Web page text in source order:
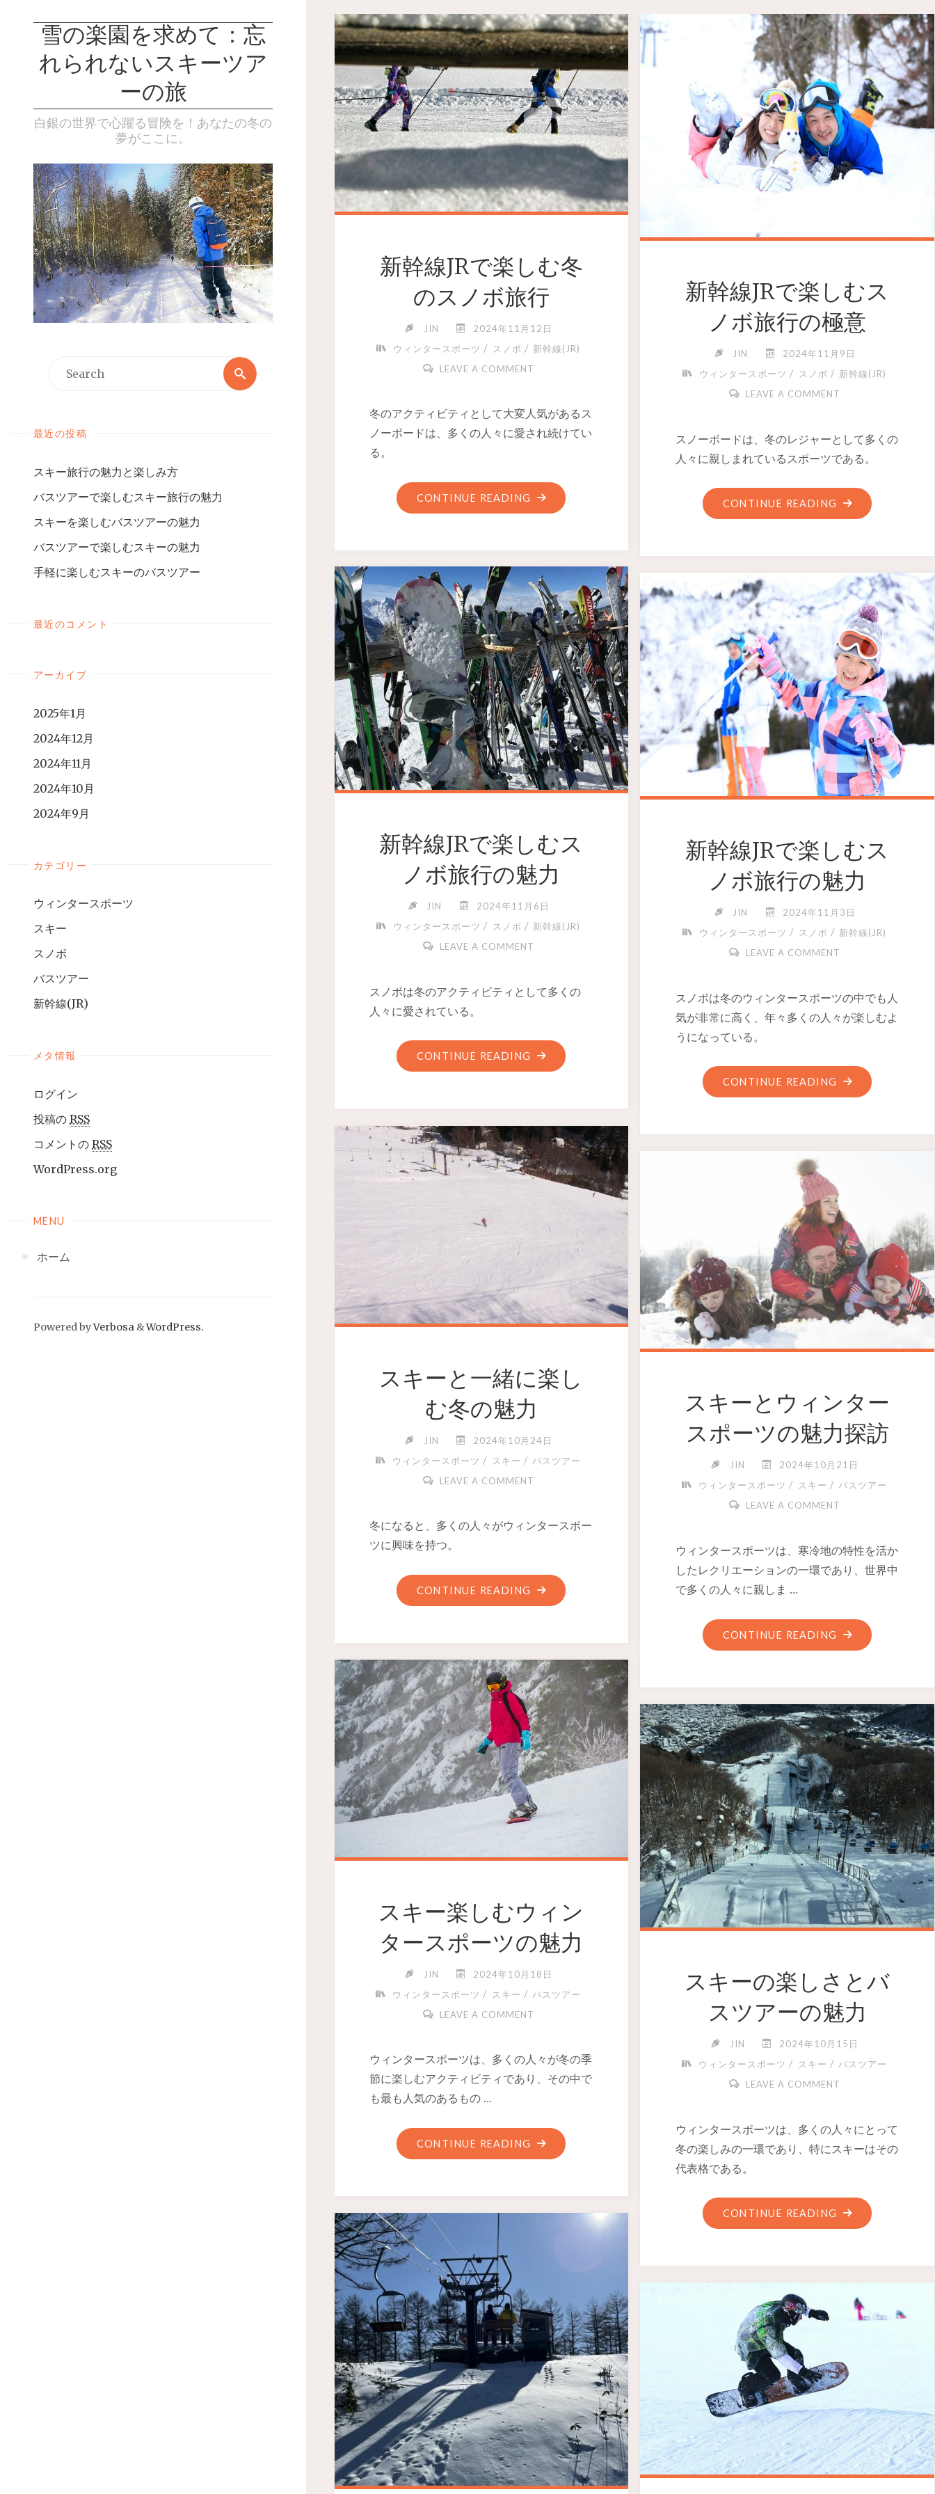
雪の楽園を求めて：忘
れられないスキーツア
ーの旅
白銀の世界で心躍る冒険を！あなたの冬の
夢がここに。
最近の投稿
スキー旅行の魅力と楽しみ方
バスツアーで楽しむスキー旅行の魅力
スキーを楽しむバスツアーの魅力
バスツアーで楽しむスキーの魅力
手軽に楽しむスキーのバスツアー
最近のコメント
アーカイブ
2025年1月
2024年12月
2024年11月
2024年10月
2024年9月
カテゴリー
ウィンタースポーツ
スキー
スノボ
バスツアー
新幹線(JR)
メタ情報
ログイン
投稿の RSS
コメントの RSS
WordPress.org
MENU
ホーム
Powered byVerbosa &WordPress.
新幹線JRで楽しむ冬
のスノボ旅行
JIN
2024年11月12日
ウィンタースポーツ / スノボ / 新幹線(JR)
LEAVE A COMMENT
冬のアクティビティとして大変人気があるス
ノーボードは、多くの人々に愛され続けてい
る。
CONTINUE READING
新幹線JRで楽しむス
ノボ旅行の極意
JIN
2024年11月9日
ウィンタースポーツ / スノボ / 新幹線(JR)
LEAVE A COMMENT
スノーボードは、冬のレジャーとして多くの
人々に親しまれているスポーツである。
CONTINUE READING
新幹線JRで楽しむス
ノボ旅行の魅力
JIN
2024年11月6日
ウィンタースポーツ / スノボ / 新幹線(JR)
LEAVE A COMMENT
スノボは冬のアクティビティとして多くの
人々に愛されている。
CONTINUE READING
新幹線JRで楽しむス
ノボ旅行の魅力
JIN
2024年11月3日
ウィンタースポーツ / スノボ / 新幹線(JR)
LEAVE A COMMENT
スノボは冬のウィンタースポーツの中でも人
気が非常に高く、年々多くの人々が楽しむよ
うになっている。
CONTINUE READING
スキーと一緒に楽し
む冬の魅力
JIN
2024年10月24日
ウィンタースポーツ / スキー / バスツアー
LEAVE A COMMENT
冬になると、多くの人々がウィンタースポー
ツに興味を持つ。
CONTINUE READING
スキーとウィンター
スポーツの魅力探訪
JIN
2024年10月21日
ウィンタースポーツ / スキー / バスツアー
LEAVE A COMMENT
ウィンタースポーツは、寒冷地の特性を活か
したレクリエーションの一環であり、世界中
で多くの人々に親しま …
CONTINUE READING
スキー楽しむウィン
タースポーツの魅力
JIN
2024年10月18日
ウィンタースポーツ / スキー / バスツアー
LEAVE A COMMENT
ウィンタースポーツは、多くの人々が冬の季
節に楽しむアクティビティであり、その中で
も最も人気のあるもの …
CONTINUE READING
スキーの楽しさとバ
スツアーの魅力
JIN
2024年10月15日
ウィンタースポーツ / スキー / バスツアー
LEAVE A COMMENT
ウィンタースポーツは、多くの人々にとって
冬の楽しみの一環であり、特にスキーはその
代表格である。
CONTINUE READING